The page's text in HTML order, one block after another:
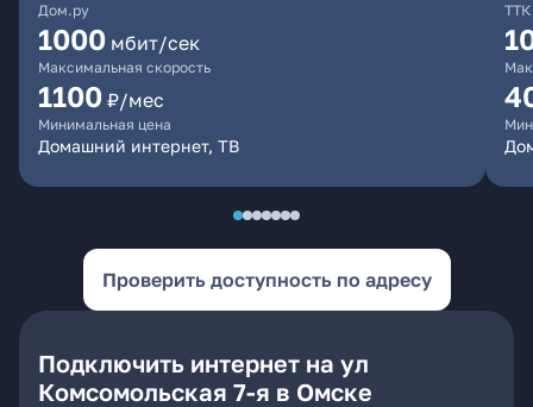
Дом.ру
1000 мбит/сек
Максимальная скорость
1100 ₽/мес
Минимальная цена
Домашний интернет, ТВ
ТТК
Проверить доступность по адресу
Подключить интернет на ул
Комсомольская 7-я в Омске